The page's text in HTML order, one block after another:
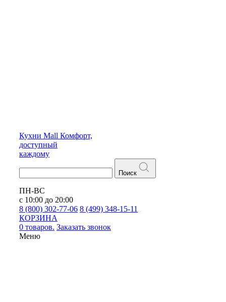
Кухни Mall Комфорт,
доступный
каждому
Поиск
ПН-ВС
с 10:00 до 20:00
8 (800) 302-77-06 8 (499) 348-15-11
КОРЗИНА
0 товаров. Заказать звонок
Меню